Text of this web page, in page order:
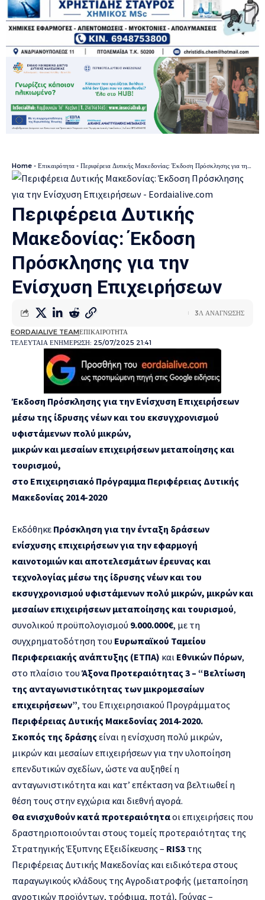
Home - Επικαιρότητα - Περιφέρεια Δυτικής Μακεδονίας: Έκδοση Πρόσκλησης για την Ενίσχυση Επιχειρήσεων
Περιφέρεια Δυτικής
Μακεδονίας: Έκδοση
Πρόσκλησης για την
Ενίσχυση Επιχειρήσεων
ΤΕΛΕΥΤΑΙΑ ΕΝΗΜΕΡΩΣΗ: 25/07/2025 21:41
EORDAIALIVE TEAMΕΠΙΚΑΙΡΟΤΗΤΑ
3Λ ΑΝΑΓΝΩΣΗΣ
Έκδοση Πρόσκλησης για την Ενίσχυση Επιχειρήσεων
μέσω της ίδρυσης νέων και του εκσυγχρονισμού
υφιστάμενων πολύ μικρών,
μικρών και μεσαίων επιχειρήσεων μεταποίησης και
τουρισμού,
στο Επιχειρησιακό Πρόγραμμα Περιφέρειας Δυτικής
Μακεδονίας 2014-2020
Εκδόθηκε Πρόσκληση για την ένταξη δράσεων
ενίσχυσης επιχειρήσεων για την εφαρμογή
καινοτομιών και αποτελεσμάτων έρευνας και
τεχνολογίας μέσω της ίδρυσης νέων και του
εκσυγχρονισμού υφιστάμενων πολύ μικρών, μικρών και
μεσαίων επιχειρήσεων μεταποίησης και τουρισμού,
συνολικού προϋπολογισμού 9.000.000€, με τη
συγχρηματοδότηση του Ευρωπαϊκού Ταμείου
Περιφερειακής ανάπτυξης (ΕΤΠΑ) και Εθνικών Πόρων,
στο πλαίσιο του Άξονα Προτεραιότητας 3 – “Βελτίωση
της ανταγωνιστικότητας των μικρομεσαίων
επιχειρήσεων”, του Επιχειρησιακού Προγράμματος
Περιφέρειας Δυτικής Μακεδονίας 2014-2020.
Σκοπός της δράσης είναι η ενίσχυση πολύ μικρών,
μικρών και μεσαίων επιχειρήσεων για την υλοποίηση
επενδυτικών σχεδίων, ώστε να αυξηθεί η
ανταγωνιστικότητα και κατ’ επέκταση να βελτιωθεί η
θέση τους στην εγχώρια και διεθνή αγορά.
Θα ενισχυθούν κατά προτεραιότηταοι επιχειρήσεις που
δραστηριοποιούνται στους τομείς προτεραιότητας της
Στρατηγικής Έξυπνης Εξειδίκευσης – RIS3 της
Περιφέρειας Δυτικής Μακεδονίας και ειδικότερα στους
παραγωγικούς κλάδους της Αγροδιατροφής (μεταποίηση
αγροτικών προϊόντων, τρόφιμα, ποτά), Γούνας –